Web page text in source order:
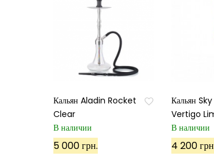
Кальян Aladin Rocket
Clear
В наличии
5 000 грн.
Кальян
Vertigo
В наличии
4 200